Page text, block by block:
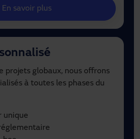
En savoir plus
projets globaux, nous offrons
à toutes les phases du
unique